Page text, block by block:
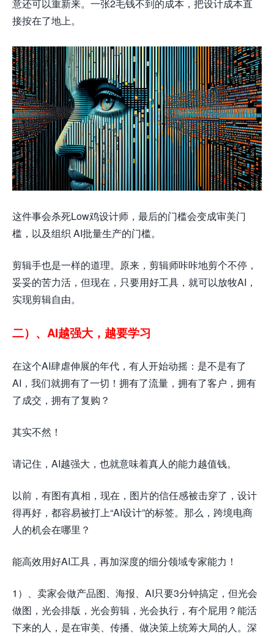
意还可以重新来。一张2毛钱不到的成本，把设计成本直
接按在了地上。
这件事会杀死Low鸡设计师，最后的门槛会变成审美门
槛，以及组织 AI批量生产的门槛。
剪辑手也是一样的道理。原来，剪辑师咔咔地剪个不停，
妥妥的苦力活，但现在，只要用好工具，就可以放牧AI，
实现剪辑自由。
二）、AI越强大，越要学习
在这个AI肆虐伸展的年代，有人开始动摇：是不是有了
AI，我们就拥有了一切！拥有了流量，拥有了客户，拥有
了成交，拥有了复购？
其实不然！
请记住，AI越强大，也就意味着真人的能力越值钱。
以前，有图有真相，现在，图片的信任感被击穿了，设计
得再好，都容易被打上“AI设计”的标签。那么，跨境电商
人的机会在哪里？
能高效用好AI工具，再加深度的细分领域专家能力！
1）、卖家会做产品图、海报、AI只要3分钟搞定，但光会
做图，光会排版，光会剪辑，光会执行，有个屁用？能活
下来的人，是在审美、传播、做决策上统筹大局的人。深